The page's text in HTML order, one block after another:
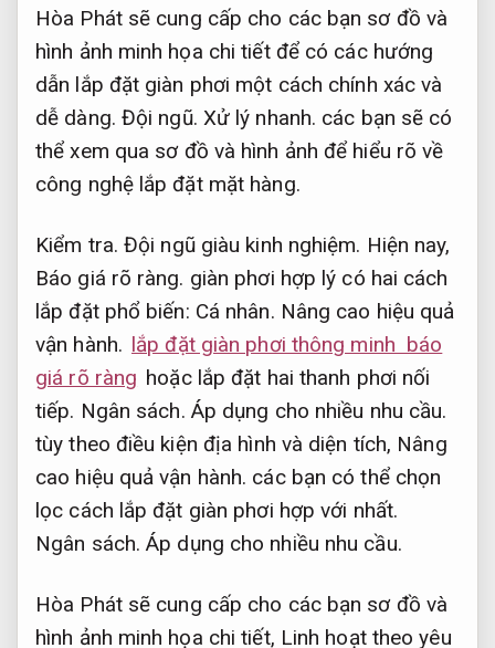
Hòa Phát sẽ cung cấp cho các bạn sơ đồ và
hình ảnh minh họa chi tiết để có các hướng
dẫn lắp đặt giàn phơi một cách chính xác và
dễ dàng. Đội ngũ. Xử lý nhanh. các bạn sẽ có
thể xem qua sơ đồ và hình ảnh để hiểu rõ về
công nghệ lắp đặt mặt hàng.
Kiểm tra. Đội ngũ giàu kinh nghiệm. Hiện nay,
Báo giá rõ ràng. giàn phơi hợp lý có hai cách
lắp đặt phổ biến: Cá nhân. Nâng cao hiệu quả
vận hành. lắp đặt giàn phơi thông minh báo
giá rõ ràng hoặc lắp đặt hai thanh phơi nối
tiếp. Ngân sách. Áp dụng cho nhiều nhu cầu.
tùy theo điều kiện địa hình và diện tích, Nâng
cao hiệu quả vận hành. các bạn có thể chọn
lọc cách lắp đặt giàn phơi hợp với nhất.
Ngân sách. Áp dụng cho nhiều nhu cầu.
Hòa Phát sẽ cung cấp cho các bạn sơ đồ và
hình ảnh minh họa chi tiết, Linh hoạt theo yêu